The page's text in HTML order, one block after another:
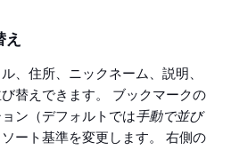
、住所、ニックネーム、説明、
替えできます。 ブックマークの
ン（デフォルトでは手動で並び
ート基準を変更します。 右側の